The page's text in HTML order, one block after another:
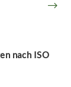
nach ISO